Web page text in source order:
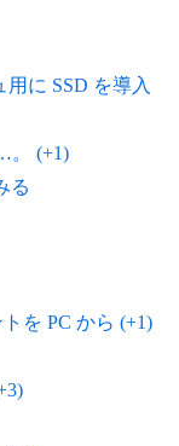
用に SSD を導入
。 (+1)
る
を PC から (+1)